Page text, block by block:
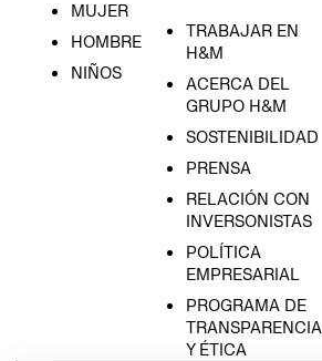
MUJER
HOMBRE
NIÑOS
TRABAJAR EN
H&M
ACERCA DEL
GRUPO H&M
SOSTENIBILIDAD
PRENSA
RELACIÓN CON
INVERSONISTAS
POLÍTICA
EMPRESARIAL
PROGRAMA DE
TRANSPARENCIA
Y ÉTICA